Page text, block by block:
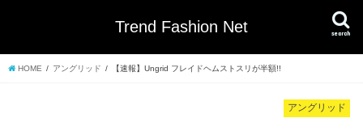
Trend Fashion Net search
HOME アングリッド 【速報】Ungrid フレイドヘムストスリが半額!!
アングリッド